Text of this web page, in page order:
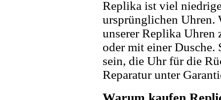
Replika ist viel
ursprünglichen Uhren.
unserer Replika Uhren
oder mit einer
sein, die Uhr für die
Reparatur unter